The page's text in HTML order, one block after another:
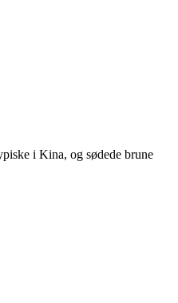
i Kina, og sødede brune